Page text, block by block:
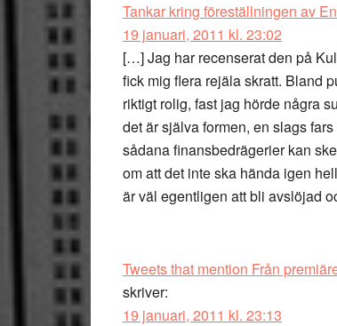
Tankar kring föreställningen av
19 januari, 2011 kl. 23:02
[…] Jag har recenserat den på
fick mig flera rejäla skratt. Bland
riktigt rolig, fast jag hörde några
det är själva formen, en slags
sådana finansbedrägerier kan
om att det inte ska hända igen
är väl egentligen att bli avslöjad
Tweets that mention Från
skriver:
19 januari, 2011 kl. 23:13